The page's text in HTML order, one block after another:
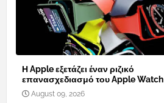
Η Apple εξετάζει έναν ριζικό
επανασχεδιασμό του Apple Watch
August 09, 2026